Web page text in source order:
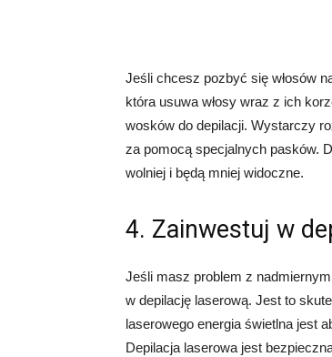
Jeśli chcesz pozbyć się włosów
która usuwa włosy wraz z ich
wosków do depilacji. Wystarczy
za pomocą specjalnych pasków.
wolniej i będą mniej widoczne.
4. Zainwestuj w
Jeśli masz problem z
w depilację laserową. Jest to
laserowego energia świetlna jest
Depilacja laserowa jest